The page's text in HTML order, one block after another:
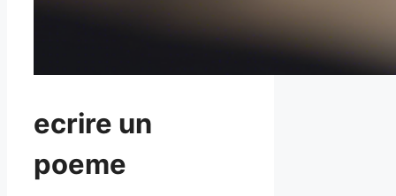
ecrire un
poeme